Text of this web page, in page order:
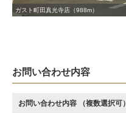
ガスト町田真光寺店（988m）
お問い合わせ内容
お問い合わせ内容 （複数選択可）